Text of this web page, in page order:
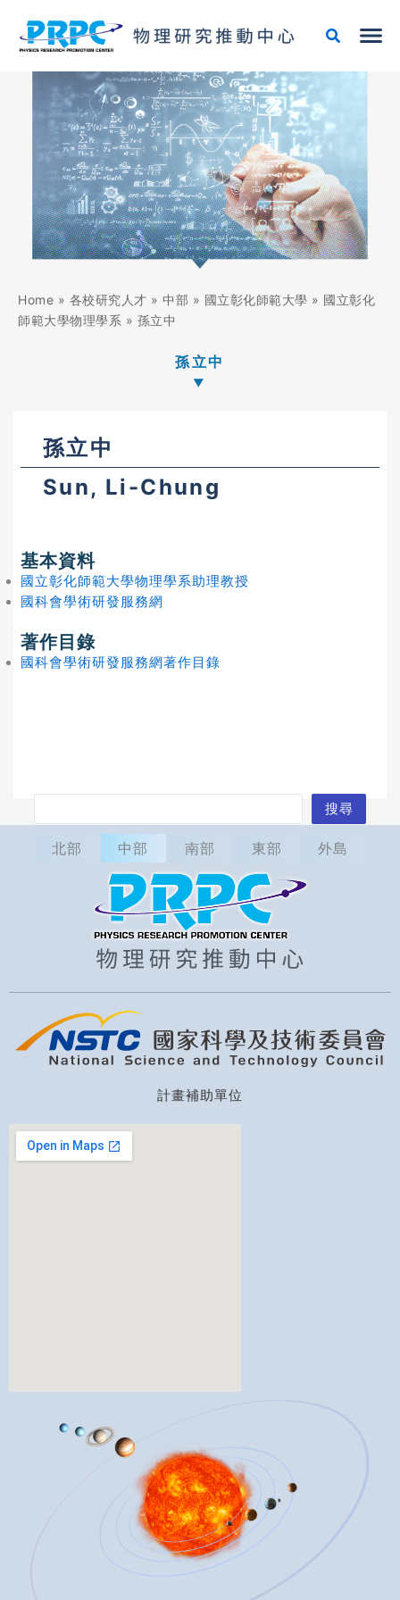
Home » 各校研究人才 » 中部 » 國立彰化師範大學 » 國立彰化
師範大學物理學系 » 孫立中
孫立中
孫立中
Sun, Li-Chung
基本資料
國立彰化師範大學物理學系助理教授
國科會學術研發服務網
著作目錄
國科會學術研發服務網著作目錄
搜尋
北部 中部 南部 東部 外島
計畫補助單位